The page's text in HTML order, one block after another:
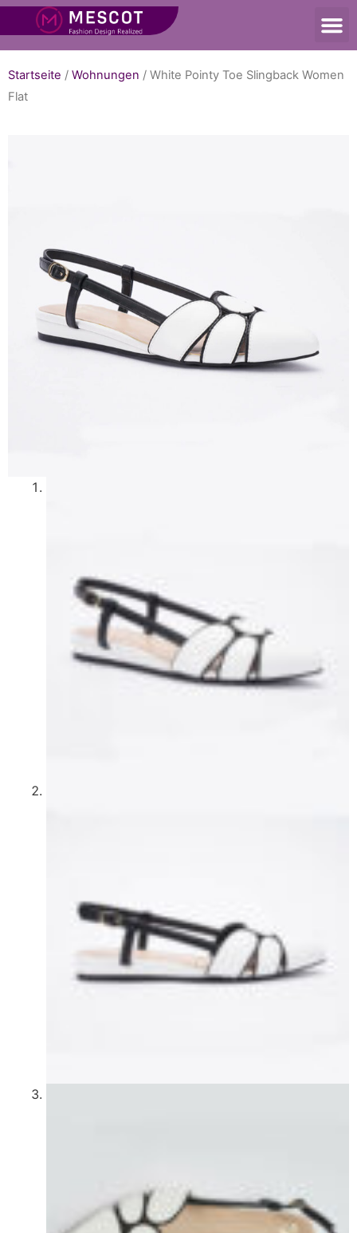
Startseite / Wohnungen / White Pointy Toe Slingback Women
Flat